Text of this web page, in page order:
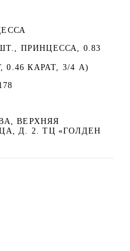
ПРИНЦЕССА, 0.83
КАРАТ, 3/4 А)
ВЕРХНЯЯ
Д. 2. ТЦ «ГОЛДЕН